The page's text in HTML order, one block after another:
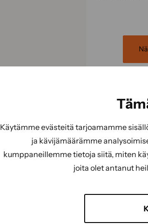
Käytämme evästeitä tarjoamamme
ja kävijämäärämme
kumppaneillemme tietoja siitä, miten
joita olet antanut